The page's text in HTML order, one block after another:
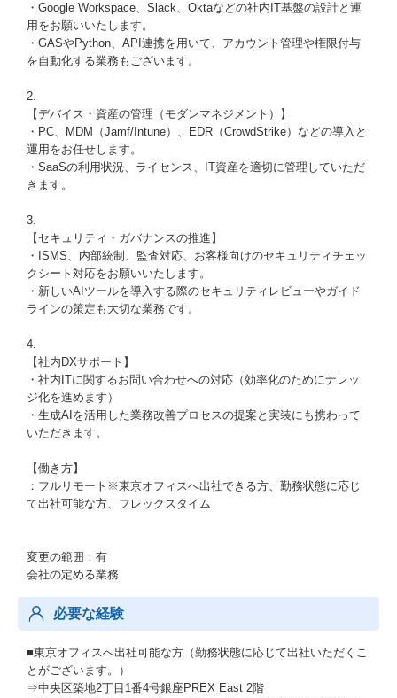
・Google Workspace、Slack、Oktaなどの社内IT基盤の設計と運
用をお願いいたします。
・GASやPython、API連携を用いて、アカウント管理や権限付与
を自動化する業務もございます。
2.
【デバイス・資産の管理（モダンマネジメント）】
・PC、MDM（Jamf/Intune）、EDR（CrowdStrike）などの導入と
運用をお任せします。
・SaaSの利用状況、ライセンス、IT資産を適切に管理していただ
きます。
3.
【セキュリティ・ガバナンスの推進】
・ISMS、内部統制、監査対応、お客様向けのセキュリティチェッ
クシート対応をお願いいたします。
・新しいAIツールを導入する際のセキュリティレビューやガイド
ラインの策定も大切な業務です。
4.
【社内DXサポート】
・社内ITに関するお問い合わせへの対応（効率化のためにナレッ
ジ化を進めます）
・生成AIを活用した業務改善プロセスの提案と実装にも携わって
いただきます。
【働き方】
：フルリモート※東京オフィスへ出社できる方、勤務状態に応じ
て出社可能な方、フレックスタイム
変更の範囲：有
会社の定める業務
必要な経験
■東京オフィスへ出社可能な方（勤務状態に応じて出社いただくこ
とがございます。）
⇒中央区築地2丁目1番4号銀座PREX East 2階